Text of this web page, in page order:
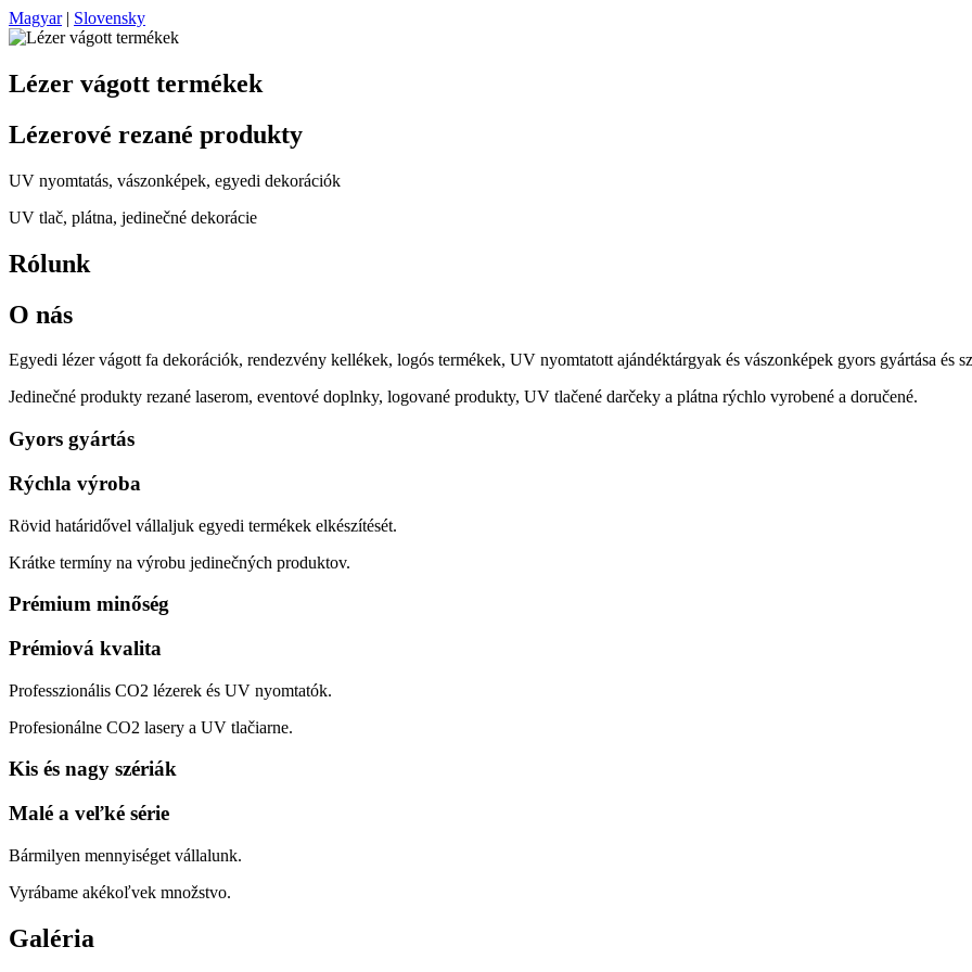
Magyar| Slovensky
Lézer vágott termékek
Lézerové rezané produkty
UV nyomtatás, vászonképek, egyedi dekorációk
UV tlač, plátna, jedinečné dekorácie
Rólunk
O nás
Egyedi lézer vágott fa dekorációk, rendezvény kellékek, logós termékek, UV nyomtatott ajándéktárgyak és vászonképek gyors gyártása és
Jedinečné produkty rezané laserom, eventové doplnky, logované produkty, UV tlačené darčeky a plátna rýchlo vyrobené a doručené.
Gyors gyártás
Rýchla výroba
Rövid határidővel vállaljuk egyedi termékek elkészítését.
Krátke termíny na výrobu jedinečných produktov.
Prémium minőség
Prémiová kvalita
Professzionális CO2 lézerek és UV nyomtatók.
Profesionálne CO2 lasery a UV tlačiarne.
Kis és nagy szériák
Malé a veľké série
Bármilyen mennyiséget vállalunk.
Vyrábame akékoľvek množstvo.
Galéria